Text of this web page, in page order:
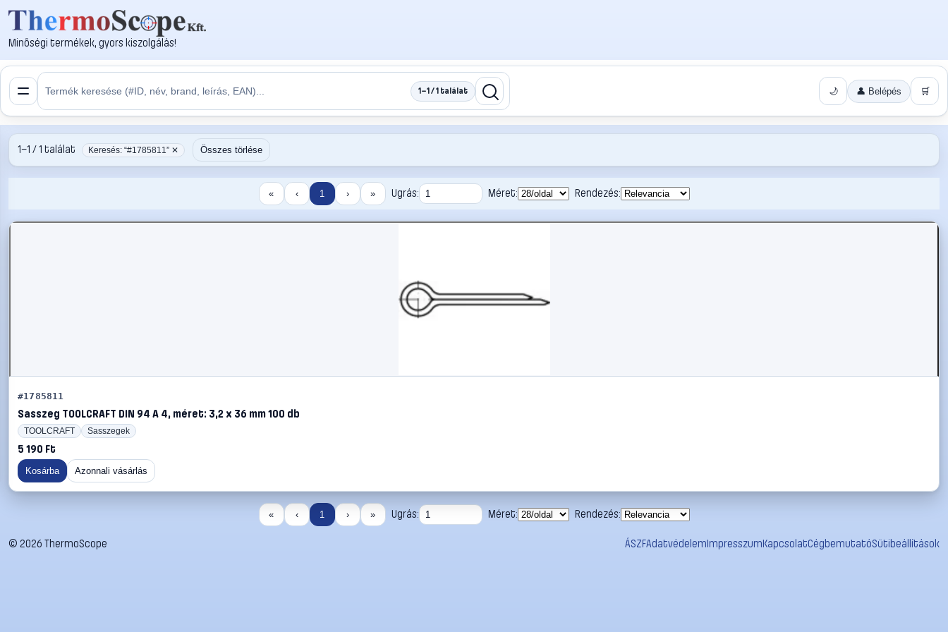
Minőségi termékek, gyors kiszolgálás!
1–1 / 1 találat 🌙 👤 Belépés 🛒
1–1 / 1 találat Keresés: “#1785811” ✕ Összes törlése
« ‹ 1 › » Ugrás: Méret: Rendezés:
#1785811
Sasszeg TOOLCRAFT DIN 94 A 4, méret: 3,2 x 36 mm 100 db
TOOLCRAFT Sasszegek
5 190 Ft
Kosárba Azonnali vásárlás
« ‹ 1 › » Ugrás: Méret: Rendezés:
© 2026 ThermoScope ÁSZFAdatvédelemImpresszumKapcsolatCégbemutatóSütibeállítások